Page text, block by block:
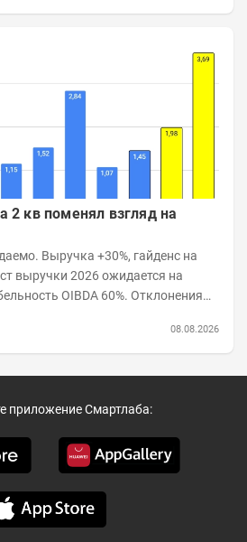
2 кв поменял взгляд на
Выручка +30%, гайденс на
OIBDA 60%. Отклонения
08.08.2026
приложение Смартлаба: